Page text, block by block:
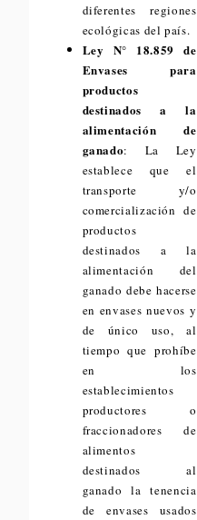
diferentes regiones
ecológicas del país.
Ley N° 18.859 de
Envases para
productos
destinados a la
alimentación de
ganado: La Ley
establece que el
transporte y/o
comercialización de
productos
destinados a la
alimentación del
ganado debe hacerse
en envases nuevos y
de único uso, al
tiempo que prohíbe
en los
establecimientos
productores o
fraccionadores de
alimentos
destinados al
ganado la tenencia
de envases usados